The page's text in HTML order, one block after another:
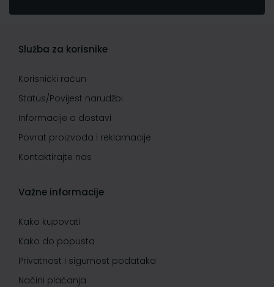
Služba za korisnike
Korisnički račun
Status/Povijest narudžbi
Informacije o dostavi
Povrat proizvoda i reklamacije
Kontaktirajte nas
Važne informacije
Kako kupovati
Kako do popusta
Privatnost i sigurnost podataka
Načini plaćanja